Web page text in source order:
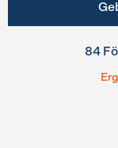
84